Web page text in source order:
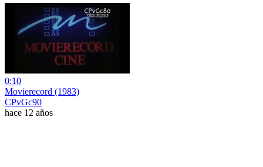
0:10
Movierecord (1983)
CPvGc90
hace 12 años